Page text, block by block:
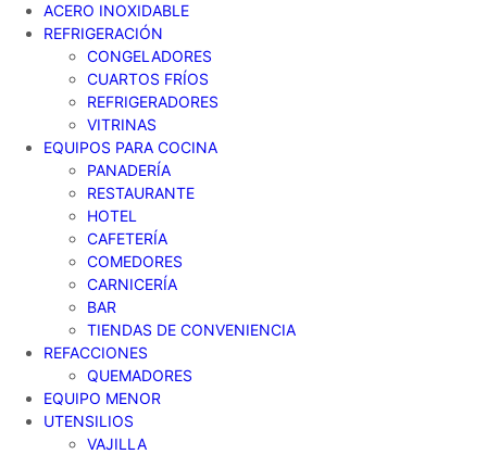
ACERO INOXIDABLE
REFRIGERACIÓN
CONGELADORES
CUARTOS FRÍOS
REFRIGERADORES
VITRINAS
EQUIPOS PARA COCINA
PANADERÍA
RESTAURANTE
HOTEL
CAFETERÍA
COMEDORES
CARNICERÍA
BAR
TIENDAS DE CONVENIENCIA
REFACCIONES
QUEMADORES
EQUIPO MENOR
UTENSILIOS
VAJILLA